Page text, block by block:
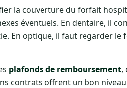
la couverture du forfait
éventuels. En dentaire, il
En optique, il faut regarder
plafonds de remboursement,
contrats offrent un bon